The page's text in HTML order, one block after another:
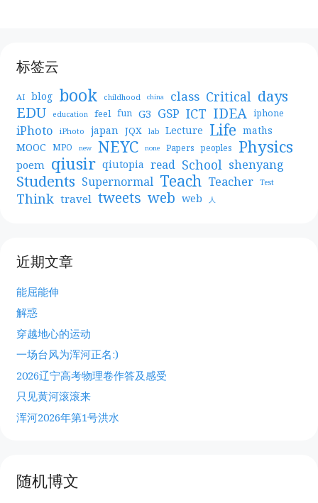
标签云
AI blog book childhood china class Critical days
EDU education feel fun G3 GSP ICT IDEA iphone
iPhoto iPhoto japan JQX lab Lecture Life maths
MOOC MPO new NEYC none Papers peoples Physics
poem qiusir qiutopia read School shenyang
Students Supernormal Teach Teacher Test
Think travel tweets web web 人
近期文章
能屈能伸
解惑
穿越地心的运动
一场台风为浑河正名:)
2026辽宁高考物理卷作答及感受
只见黄河滚滚来
浑河2026年第1号洪水
随机博文